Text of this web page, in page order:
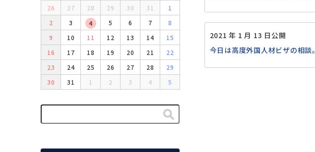
26 27 28 29 30 31
1
2
3 4 5 6 7
8
9
10 11 12 13 14
15
16
17 18 19 20 21
22
23
24 25 26 27 28
29
30
31 1 2 3 4 5
2021 年 1 月 13 日公開
今日は高度外国人材ビザの相談。